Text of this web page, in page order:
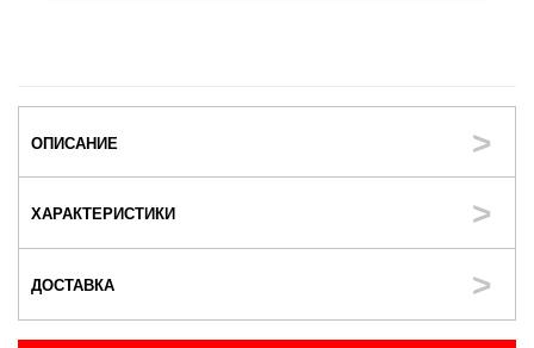
ОПИСАНИЕ
ХАРАКТЕРИСТИКИ
ДОСТАВКА